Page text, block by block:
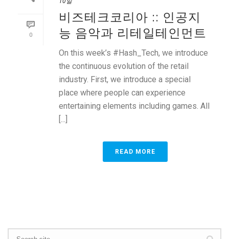
0
비즈테크코리아 :: 인공지
능 음악과 리테일테인먼트
On this week’s #Hash_Tech, we introduce
the continuous evolution of the retail
industry. First, we introduce a special
place where people can experience
entertaining elements including games. All
[...]
READ MORE